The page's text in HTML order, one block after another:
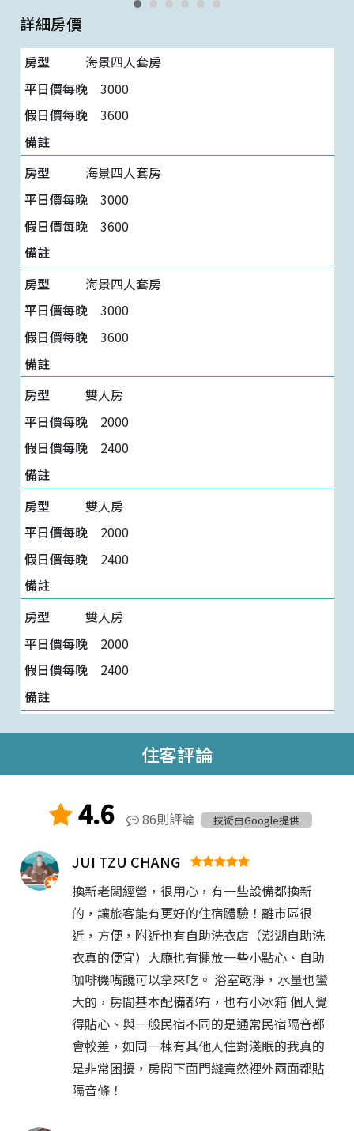
詳細房價
海景四人套房
3000
3600
海景四人套房
3000
3600
海景四人套房
3000
3600
雙人房
2000
2400
雙人房
2000
2400
雙人房
2000
2400
住客評論
4.6 86則評論 技術由Google提供
JUI TZU CHANG
換新老闆經營，很用心，有一些設備都換新
的，讓旅客能有更好的住宿體驗！離市區很
近，方便，附近也有自助洗衣店（澎湖自助洗
衣真的便宜）大廳也有擺放一些小點心、自助
咖啡機嘴饞可以拿來吃。 浴室乾淨，水量也蠻
大的，房間基本配備都有，也有小冰箱 個人覺
得貼心、與一般民宿不同的是通常民宿隔音都
會較差，如同一棟有其他人住對淺眠的我真的
是非常困擾，房間下面門縫竟然裡外兩面都貼
隔音條！